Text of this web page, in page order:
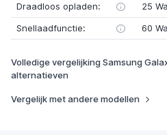
Draadloos opladen:
25
Snellaadfunctie:
60
Volledige vergelijking Samsung
alternatieven
Vergelijk met andere modellen